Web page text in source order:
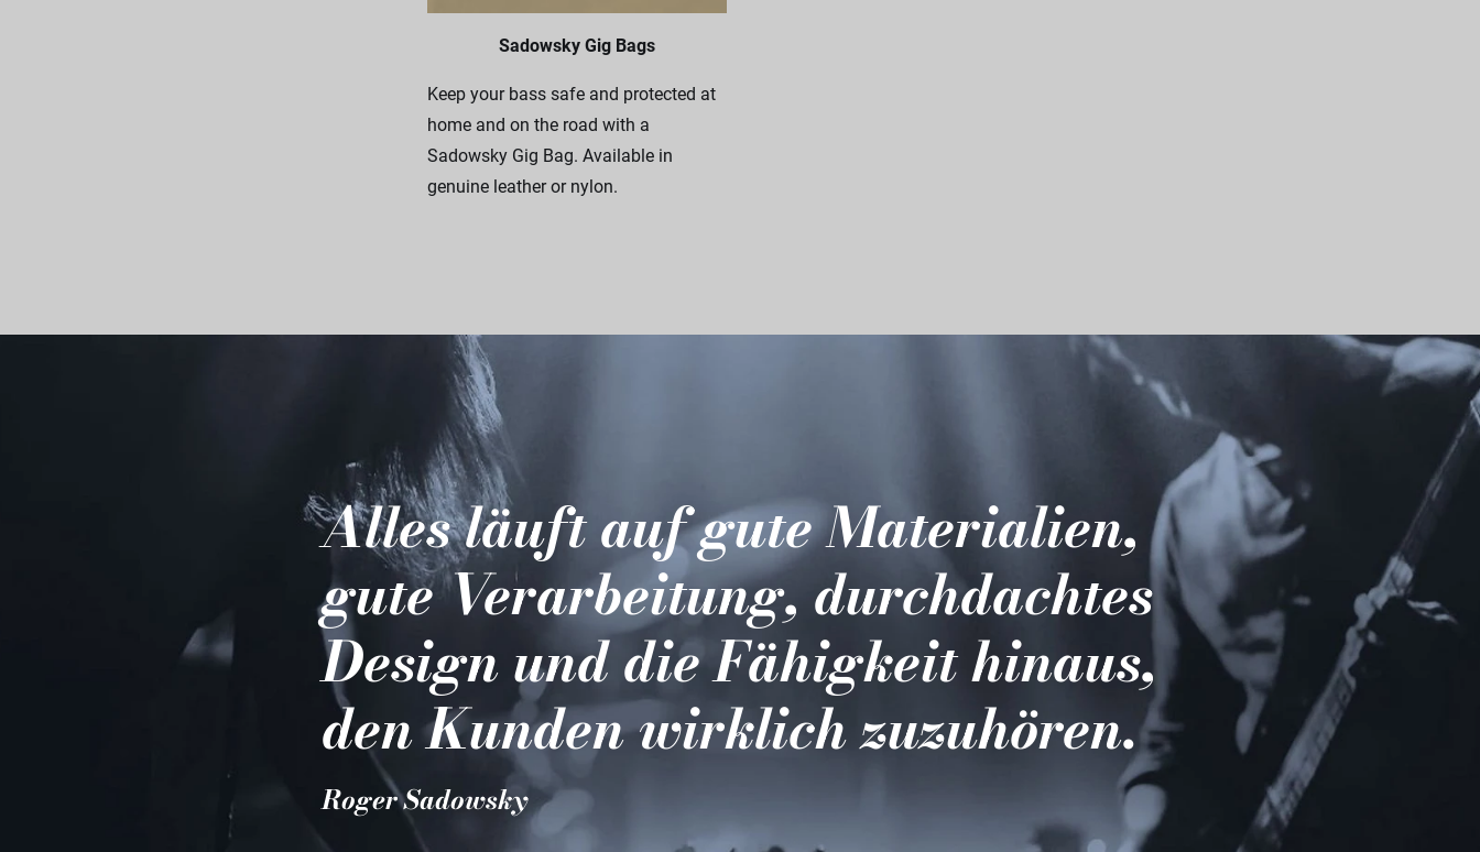
Sadowsky Gig Bags
Keep your bass safe and protected at
home and on the road with a
Sadowsky Gig Bag. Available in
genuine leather or nylon.
Alles läuft auf gute Materialien,
gute Verarbeitung, durchdachtes
Design und die Fähigkeit hinaus,
den Kunden wirklich zuzuhören.
Roger Sadowsky